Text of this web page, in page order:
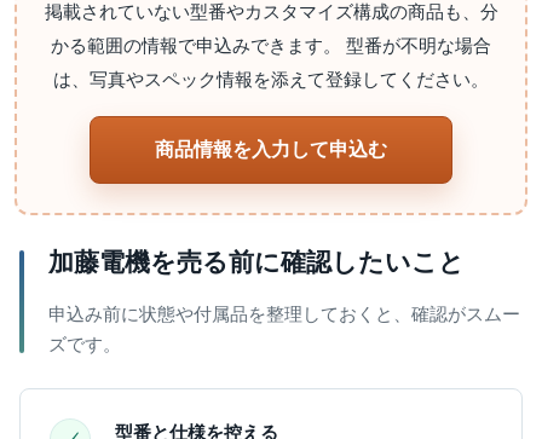
掲載されていない型番やカスタマイズ構成の商品も、分
かる範囲の情報で申込みできます。 型番が不明な場合
は、写真やスペック情報を添えて登録してください。
商品情報を入力して申込む
加藤電機を売る前に確認したいこと
申込み前に状態や付属品を整理しておくと、確認がスムー
ズです。
型番と仕様を控える